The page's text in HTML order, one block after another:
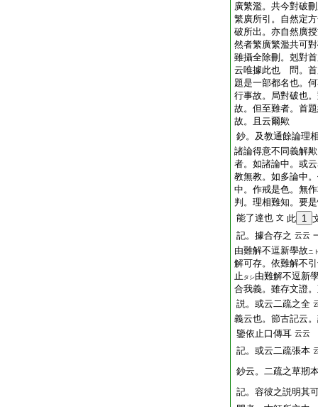
廣繁濫。共今對破
繁廣所引。自然定
破所出。亦自然廣
然者繁廣繁濫共可
雖攝全除刪。剋對
云唯據此也 問。首
題是一部都名也。
行事故。局對破也
故。但至難者。首
故。且云爾歟
鈔。及教通餘論理
諸論得意不同義解
者。如諸論中。或
教無教。如多論中
中。作戒是色。無
判。理相難知。要
能了達也 文 此 1
記。據合存之 云云
由難解不逗新學故ニ
解可存。依難解不
止 タシ由難解不逗新
合我義。雖存文證
説。或云二疏之全
義云也。節古記云
鑒依止口傳耳 云云
記。或云二疏張本
鈔云。二疏之草剏
記。容彼之説明其